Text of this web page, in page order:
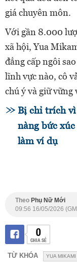
giá chuyên môn.
Với gần 8.000
xã hội, Yua
đẳng cấp ngôi
lĩnh vực nào, cô
chú ý và giữ vững
Bị chỉ trích
nàng bức
làm ví dụ
Theo Phụ Nữ Mới
09:56 16/05/2026
0
CHIA SẺ
TỪ KHÓA YUA MIKAMI